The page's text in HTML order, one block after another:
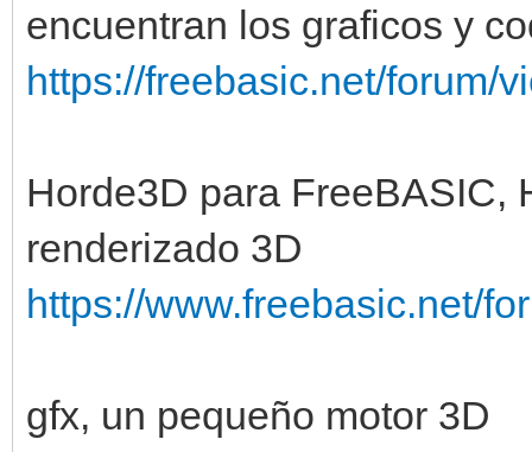
encuentran los graficos y
https://freebasic.net/forum/
Horde3D para FreeBASIC,
renderizado 3D
https://www.freebasic.net/
gfx, un pequeño motor 3D